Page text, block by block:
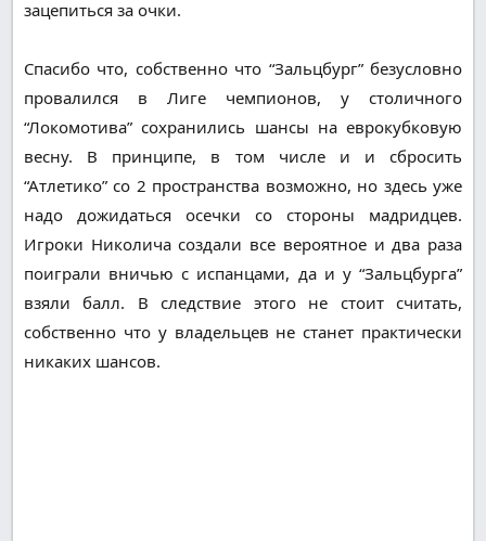
зацепиться за очки.
Спасибо что, собственно что “Зальцбург” безусловно
провалился в Лиге чемпионов, у столичного
“Локомотива” сохранились шансы на еврокубковую
весну. В принципе, в том числе и и сбросить
“Атлетико” со 2 пространства возможно, но здесь уже
надо дожидаться осечки со стороны мадридцев.
Игроки Николича создали все вероятное и два раза
поиграли вничью с испанцами, да и у “Зальцбурга”
взяли балл. В следствие этого не стоит считать,
собственно что у владельцев не станет практически
никаких шансов.